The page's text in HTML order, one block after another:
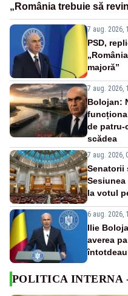
„România trebuie să
7 aug. 2026,
PSD,
majoră”
7 aug. 2026,
Bolojan:
de patru-
scădea
7 aug. 2026,
Senatorii
la votul
6 aug. 2026,
Ilie
averea
POLITICA INTERNA